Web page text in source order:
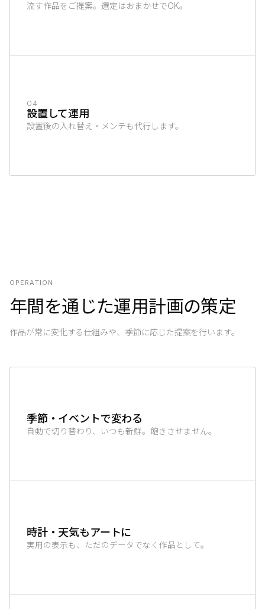
流す作品をご提案。選定はおまかせでOK。
04
設置して運用
設置後の入れ替え・メンテも代行します。
OPERATION
年間を通じた運用計画の策定
作品が常に変化する仕組みや、季節に応じた提案を行います。
季節・イベントで変わる
自動で切り替わり、いつも新鮮。飽きさせません。
時計・天気もアートに
実用の表示も、ただのデータでなく作品として。